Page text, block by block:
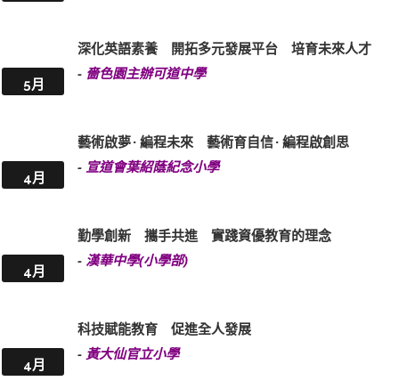
5月
深化英語素養 開拓多元發展平台 培育未來人才
- 嗇色園主辦可道中學
4月
藝術啟夢 · 編程未來 藝術育自信 · 編程啟創思
- 宣道會葉紹蔭紀念小學
4月
勤學創新 攜手共進 實踐資優教育的理念
- 漢華中學(小學部)
4月
科技賦能教育 促進全人發展
- 黃大仙官立小學